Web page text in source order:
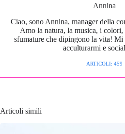
Annina
Ciao, sono Annina, manager della
Amo la natura, la musica, i
sfumature che dipingono la vita! Mi
acculturarmi e
ARTICOLI: 459
Articoli simili